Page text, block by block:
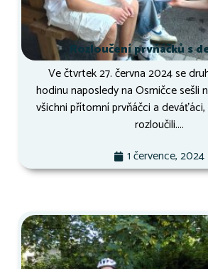
Rozloučení prvňáčků s
Ve čtvrtek 27. června 2024 se
hodinu naposledy na Osmičce sešli
všichni přítomní prvňáčci a
rozloučili....
1 července, 2024